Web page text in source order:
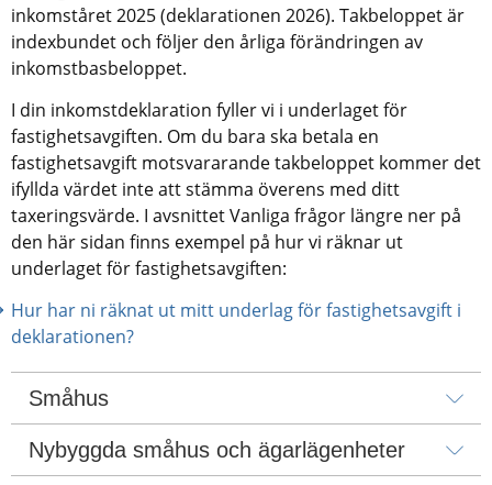
inkomståret 2025 (deklarationen 2026). Takbeloppet är
indexbundet och följer den årliga förändringen av
inkomstbasbeloppet.
I din inkomstdeklaration fyller vi i underlaget för
fastighetsavgiften. Om du bara ska betala en
fastighetsavgift motsvararande takbeloppet kommer det
ifyllda värdet inte att stämma överens med ditt
taxeringsvärde. I avsnittet Vanliga frågor längre ner på
den här sidan finns exempel på hur vi räknar ut
underlaget för fastighetsavgiften:
Hur har ni räknat ut mitt underlag för fastighetsavgift i
deklarationen?
Småhus
Nybyggda småhus och ägarlägenheter